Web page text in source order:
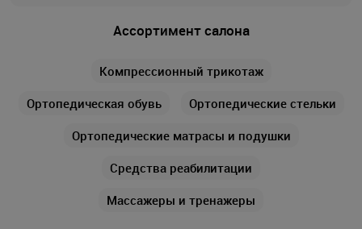
Ассортимент салона
Компрессионный трикотаж
Ортопедическая обувь
Ортопедические стельки
Ортопедические матрасы и подушки
Средства реабилитации
Массажеры и тренажеры